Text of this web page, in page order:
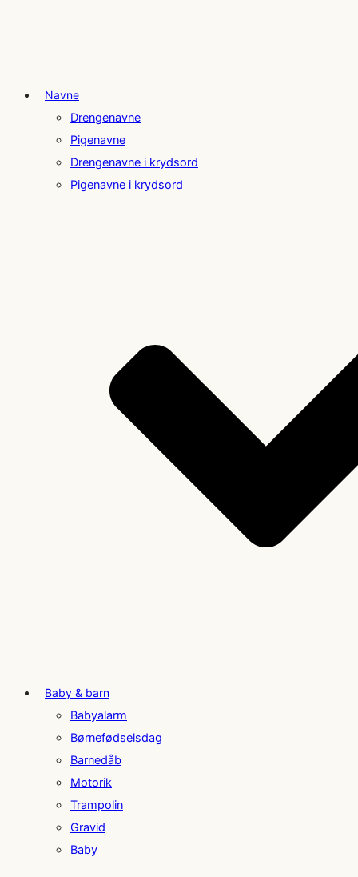
Navne
Drengenavne
Pigenavne
Drengenavne i krydsord
Pigenavne i krydsord
Baby & barn
Babyalarm
Børnefødselsdag
Barnedåb
Motorik
Trampolin
Gravid
Baby